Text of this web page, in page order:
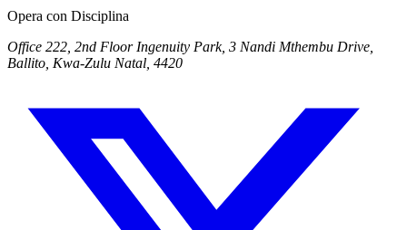
Opera con Disciplina
Office 222, 2nd Floor Ingenuity Park, 3 Nandi Mthembu Drive,
Ballito, Kwa-Zulu Natal, 4420